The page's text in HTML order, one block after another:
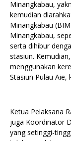
Minangkabau,
kemudian
Minangkabau
Minangkabau,
serta dihibur
stasiun.
menggunakan
Stasiun Pulau Aie,
Ketua Pelaksana
juga Koordinator
yang setinggi-